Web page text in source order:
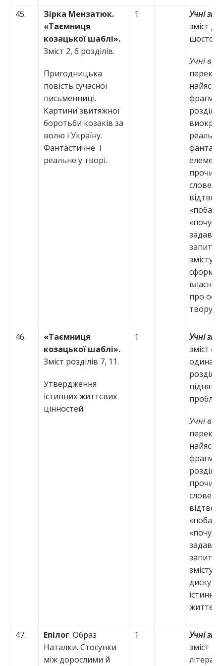
45.
Зірка Мензатюк.
«Таємниця
козацької шаблі».
Зміст 2, 6 розділів.
Пригодницька
повість сучасної
письменниці.
Картини звитяжної
боротьби козаків за
волю і Україну.
Фантастичне і
реальне у творі.
1
Учні
зміст
Учні
реальні
змісту;
власні
про
твору;
46.
«Таємниця
козацької шаблі».
Зміст розділів 7, 11.
Утвердження
істинних життєвих
цінностей.
1
Учні
зміст
Учні
змісту;
істинні
життєві
47. Епілог. Образ
Наталки. Стосунки
між дорослими й
1
Учні
зміст